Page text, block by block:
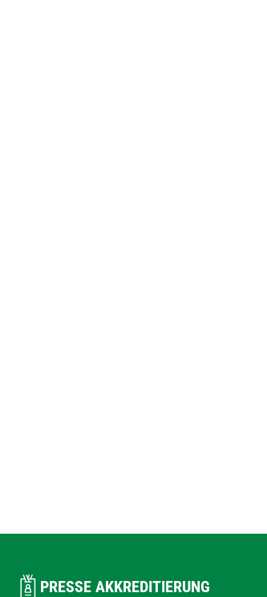
PRESSE AKKREDITIERUNG